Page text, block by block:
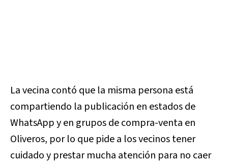
La vecina contó que la misma persona está
compartiendo la publicación en estados de
WhatsApp y en grupos de compra-venta en
Oliveros, por lo que pide a los vecinos tener
cuidado y prestar mucha atención para no caer